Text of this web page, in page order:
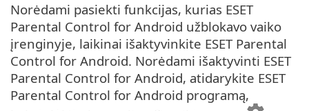
Norėdami pasiekti funkcijas, kurias ESET
Parental Control for Android užblokavo vaiko
įrenginyje, laikinai išaktyvinkite ESET Parental
Control for Android. Norėdami išaktyvinti ESET
Parental Control for Android, atidarykite ESET
Parental Control for Android programą,